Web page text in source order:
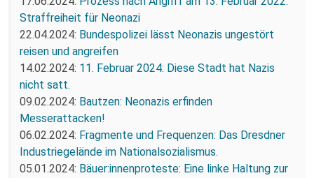
Straffreiheit für Neonazi
22.04.2024: Bundespolizei lässt Neonazis ungestört
reisen und angreifen
14.02.2024: 11. Februar 2024: Diese Stadt hat Nazis
nicht satt.
09.02.2024: Bautzen: Neonazis erfinden
Messerattacken!
06.02.2024: Fragmente und Frequenzen: Das Dresdner
Industriegelände im Nationalsozialismus.
05.01.2024: Bäuer:innenproteste: Eine linke Haltung zur